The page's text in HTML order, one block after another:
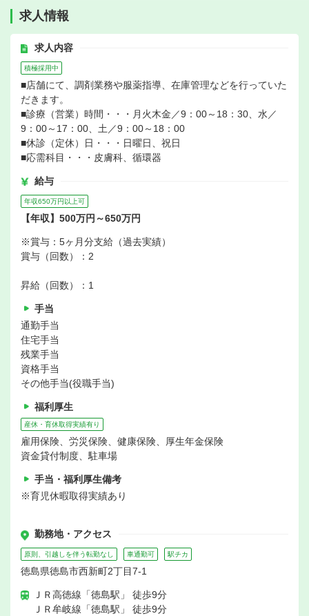
求人情報
求人内容
積極採用中
■店舗にて、調剤業務や服薬指導、在庫管理などを行っていた
だきます。
■診療（営業）時間・・・月火木金／9：00～18：30、水／
9：00～17：00、土／9：00～18：00
■休診（定休）日・・・日曜日、祝日
■応需科目・・・皮膚科、循環器
給与
年収650万円以上可
【年収】500万円～650万円
※賞与：5ヶ月分支給（過去実績）
賞与（回数）：2
昇給（回数）：1
手当
通勤手当
住宅手当
残業手当
資格手当
その他手当(役職手当)
福利厚生
産休・育休取得実績有り
雇用保険、労災保険、健康保険、厚生年金保険
資金貸付制度、駐車場
手当・福利厚生備考
※育児休暇取得実績あり
勤務地・アクセス
原則、引越しを伴う転勤なし 車通勤可 駅チカ
徳島県徳島市西新町2丁目7-1
ＪＲ高徳線「徳島駅」 徒歩9分
ＪＲ牟岐線「徳島駅」 徒歩9分